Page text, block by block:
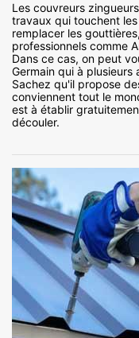
Les couvreurs
travaux qui touchent
remplacer les
professionnels comme
Dans ce cas, on peut
Germain qui à plusieurs
Sachez qu'il propose
conviennent tout le
est à établir
découler.